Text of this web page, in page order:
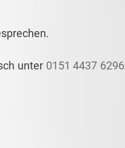
unter 0151 4437 6296